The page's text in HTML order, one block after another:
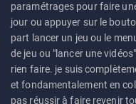
paramétrages pour faire
jour ou appuyer sur le
part lancer un jeu ou le
de jeu ou "lancer une
rien faire. je suis
et fondamentalement en
pas réussir à faire revenir